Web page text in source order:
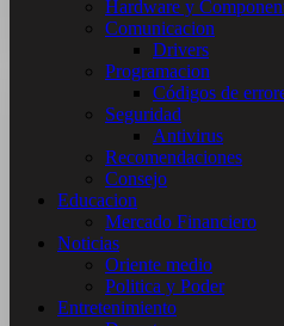
Hardware y
Comunicacion
Drivers
Programacion
Códigos de
Seguridad
Antivirus
Recomendaciones
Consejo
Educacion
Mercado Financiero
Noticias
Oriente medio
Politica y Poder
Entretenimiento